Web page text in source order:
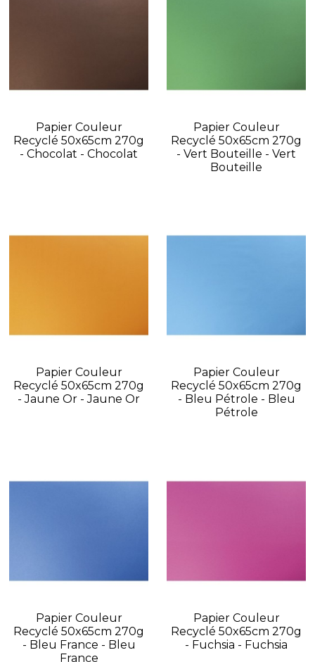
Papier Couleur
Recyclé 50x65cm 270g
- Chocolat - Chocolat
Papier Couleur
Recyclé 50x65cm 270g
- Vert Bouteille - Vert
Bouteille
Papier Couleur
Recyclé 50x65cm 270g
- Jaune Or - Jaune Or
Papier Couleur
Recyclé 50x65cm 270g
- Bleu Pétrole - Bleu
Pétrole
Papier Couleur
Recyclé 50x65cm 270g
- Bleu France - Bleu
France
Papier Couleur
Recyclé 50x65cm 270g
- Fuchsia - Fuchsia